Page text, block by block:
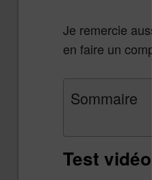
Je remercie
en faire un
Sommaire
Test